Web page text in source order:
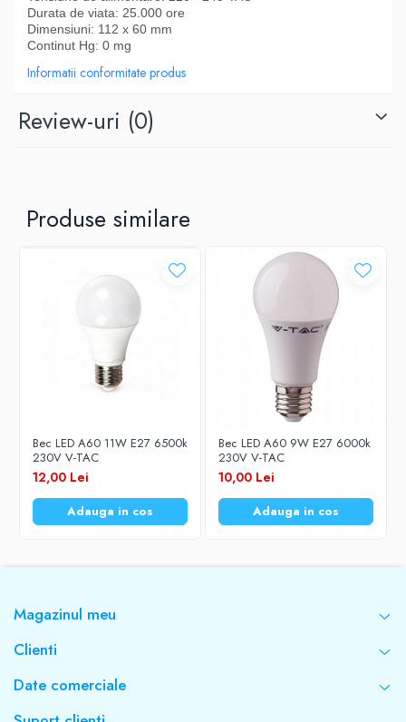
Durata de viata: 25.000 ore
Dimensiuni: 112 x 60 mm
Continut Hg: 0 mg
Informatii conformitate produs
Review-uri (0)
Produse similare
Bec LED A60 11W E27 6500k
230V V-TAC
12,00 Lei
Adauga in cos
Bec LED A60 9W E27 6000k
230V V-TAC
10,00 Lei
Adauga in cos
Magazinul meu
Clienti
Date comerciale